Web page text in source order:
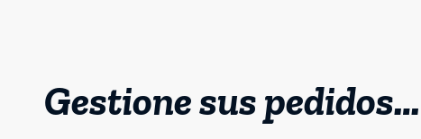
Gestione sus